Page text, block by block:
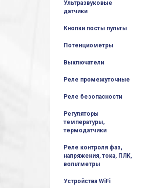
Ультразвуковые
датчики
Кнопки посты пульты
Потенциометры
Выключатели
Реле промежуточные
Реле безопасности
Регуляторы
температуры,
термодатчики
Реле контроля фаз,
напряжения, тока, ПЛК,
вольтметры
Устройства WiFi